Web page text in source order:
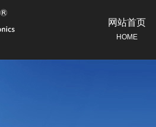
网站首页
HOME